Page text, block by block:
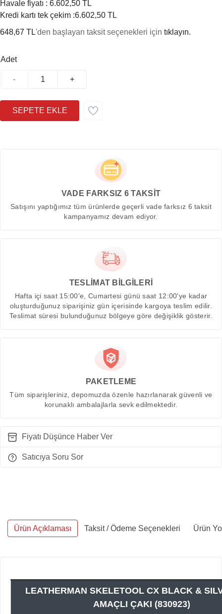
Havale fiyatı : 6.602,50 TL
Kredi kartı tek çekim :6.602,50 TL
648,67 TL'den başlayan taksit seçenekleri için tıklayın.
Adet
- +
VADE FARKSIZ 6 TAKSİT
Satışını yaptığımız tüm ürünlerde geçerli vade farksız 6 taksit
kampanyamız devam ediyor.
TESLİMAT BİLGİLERİ
Hafta içi saat 15:00'e, Cumartesi günü saat 12:00'ye kadar
oluşturduğunuz siparişiniz gün içerisinde kargoya teslim edilir.
Teslimat süresi bulunduğunuz bölgeye göre değişiklik gösterir.
PAKETLEME
Tüm siparişleriniz, depomuzda özenle hazırlanarak güvenli ve
korunaklı ambalajlarla sevk edilmektedir.
Fiyatı Düşünce Haber Ver
Satıcıya Soru Sor
Ürün Açıklaması Taksit / Ödeme Seçenekleri Ürün
LEATHERMAN SKELETOOL CX BLACK &
AMAÇLI ÇAKI (830923)